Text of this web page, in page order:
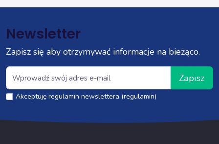
Newsletter
Zapisz się aby otrzymywać informacje na bieżąco.
Zapisz
Akceptuję regulamin newslettera (regulamin)